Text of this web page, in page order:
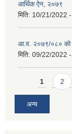
आर्थिक ऐन, २०७९
मिति: 10/21/2022
आ.व. २०७९/०८० को
मिति: 09/22/2022
Pages
1 2
अन्य